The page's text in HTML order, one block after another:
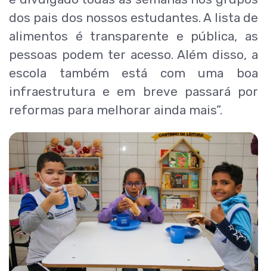
dos pais dos nossos estudantes. A lista de
alimentos é transparente e pública, as
pessoas podem ter acesso. Além disso, a
escola também está com uma boa
infraestrutura e em breve passará por
reformas para melhorar ainda mais”.